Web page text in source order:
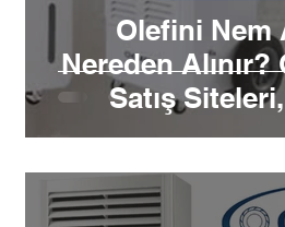
Olefini Nem
Nereden Alınır?
Satış
Noktaları ve
Hizmet